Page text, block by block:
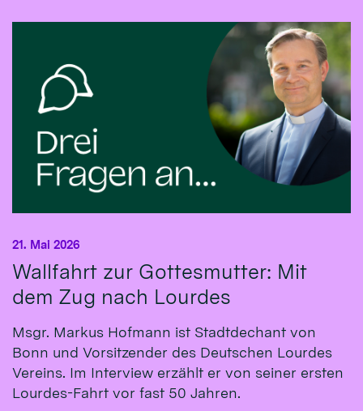
Wallfahrt zur Gottesmutter: Mit
dem Zug nach Lourdes
21. Mai 2026
Msgr. Markus Hofmann ist Stadtdechant von
Bonn und Vorsitzender des Deutschen Lourdes
Vereins. Im Interview erzählt er von seiner ersten
Lourdes-Fahrt vor fast 50 Jahren.